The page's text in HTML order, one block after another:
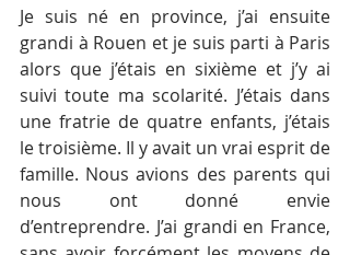
Je suis né en province, j’ai ensuite
grandi à Rouen et je suis parti à Paris
alors que j’étais en sixième et j’y ai
suivi toute ma scolarité. J’étais dans
une fratrie de quatre enfants, j’étais
le troisième. Il y avait un vrai esprit de
famille. Nous avions des parents qui
nous ont donné envie
d’entreprendre. J’ai grandi en France,